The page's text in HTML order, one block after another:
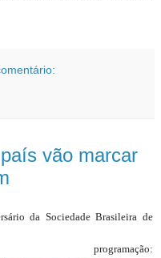
vão marcar
da Sociedade Brasileira de